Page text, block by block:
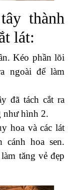
thành
lát:
Kéo phần lõi
ngoài để làm
đã tách cắt ra
như hình 2.
hoa và các lát
cánh hoa sen.
tăng vẻ đẹp